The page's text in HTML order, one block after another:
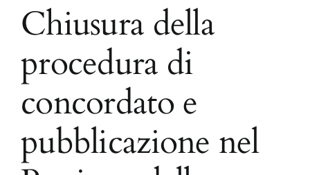
Chiusura della
procedura di
concordato e
pubblicazione nel